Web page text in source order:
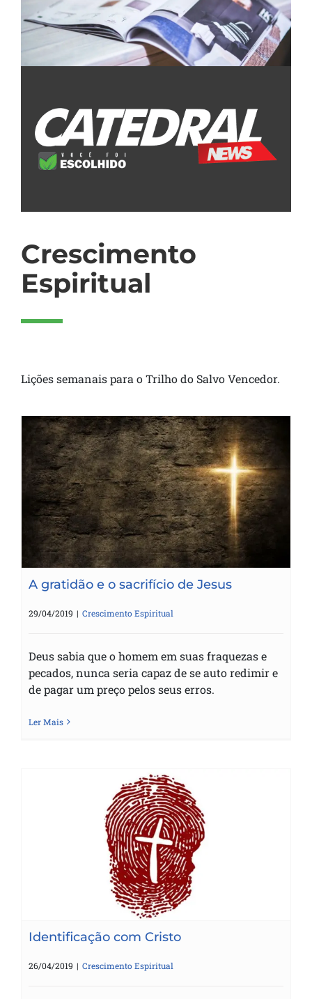
Crescimento
Espiritual
Lições semanais para o Trilho do Salvo Vencedor.
A gratidão e o sacrifício de Jesus
A gratidão e o sacrifício de Jesus
29/04/2019 | Crescimento Espiritual
Deus sabia que o homem em suas fraquezas e
pecados, nunca seria capaz de se auto redimir e
de pagar um preço pelos seus erros.
Ler Mais
Identificação com Cristo
Identificação com Cristo
26/04/2019 | Crescimento Espiritual